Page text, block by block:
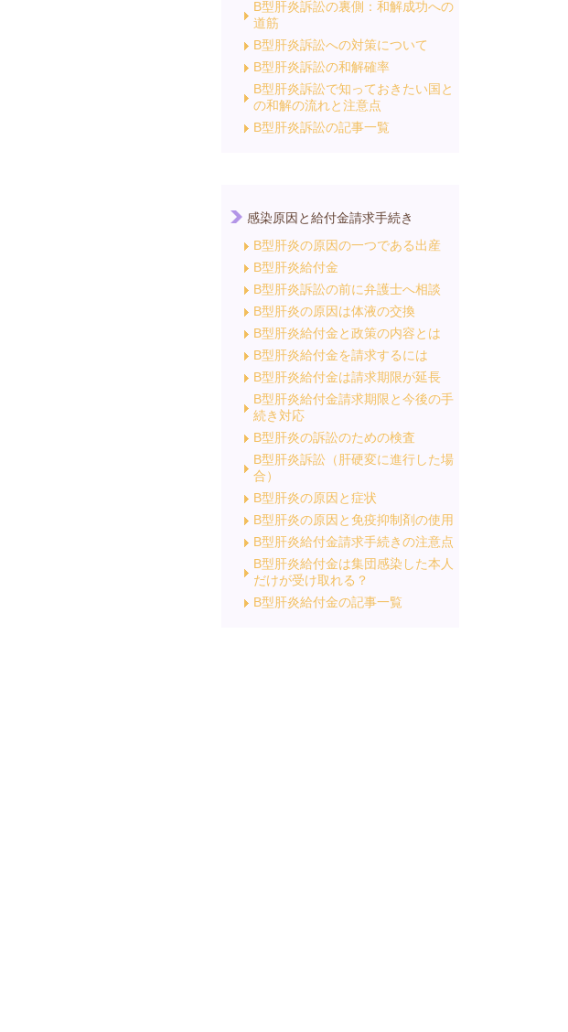
B型肝炎訴訟の裏側：和解成功への
道筋
B型肝炎訴訟への対策について
B型肝炎訴訟の和解確率
B型肝炎訴訟で知っておきたい国と
の和解の流れと注意点
B型肝炎訴訟の記事一覧
感染原因と給付金請求手続き
B型肝炎の原因の一つである出産
B型肝炎給付金
B型肝炎訴訟の前に弁護士へ相談
B型肝炎の原因は体液の交換
B型肝炎給付金と政策の内容とは
B型肝炎給付金を請求するには
B型肝炎給付金は請求期限が延長
B型肝炎給付金請求期限と今後の手
続き対応
B型肝炎の訴訟のための検査
B型肝炎訴訟（肝硬変に進行した場
合）
B型肝炎の原因と症状
B型肝炎の原因と免疫抑制剤の使用
B型肝炎給付金請求手続きの注意点
B型肝炎給付金は集団感染した本人
だけが受け取れる？
B型肝炎給付金の記事一覧